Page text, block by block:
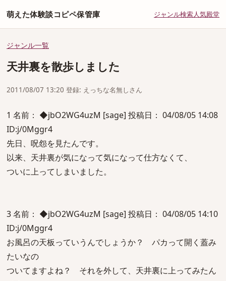
萌えた体験談コピペ保管庫 ジャンル検索人気殿堂
ジャンル一覧
天井裏を散歩しました
2011/08/07 13:20 登録: えっちな名無しさん
1 名前： ◆jbO2WG4uzM [sage] 投稿日： 04/08/05 14:08
ID:j/0Mggr4
先日、呪怨を見たんです。
以来、天井裏が気になって気になって仕方なくて、
ついに上ってしまいました。
3 名前： ◆jbO2WG4uzM [sage] 投稿日： 04/08/05 14:10
ID:j/0Mggr4
お風呂の天板っていうんでしょうか？ パカって開く蓋み
たいなの
ついてますよね？ それを外して、天井裏に上ってみたん